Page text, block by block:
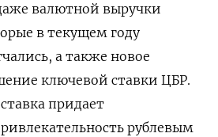
валютной выручки
в текущем году
а также новое
ключевой ставки ЦБР.
придает
рублевым